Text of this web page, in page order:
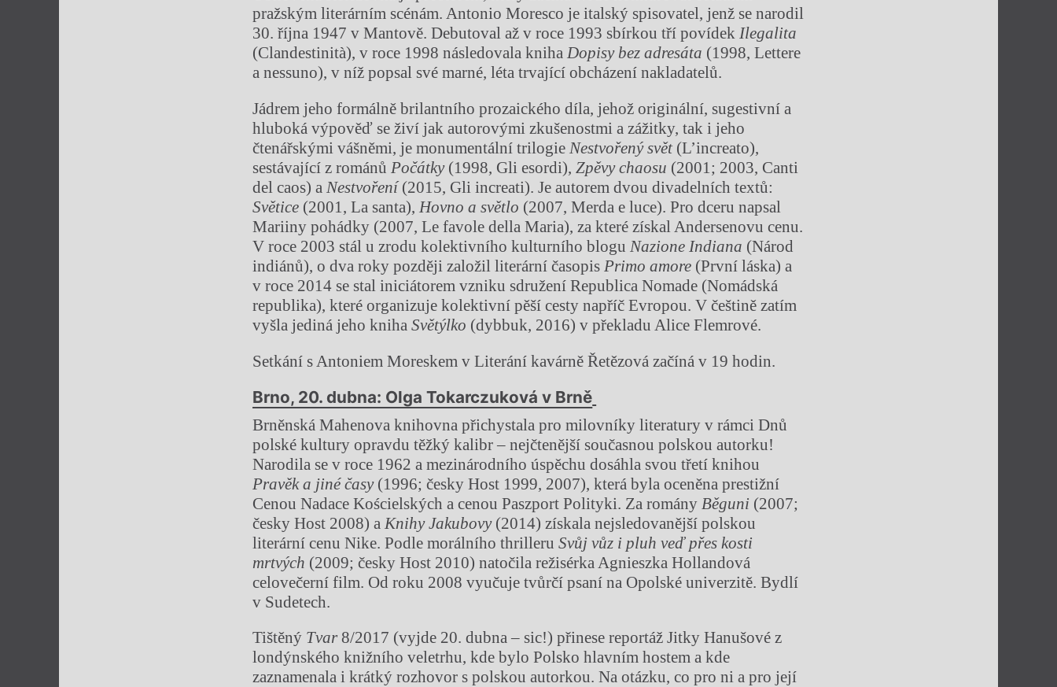
pražským literárním scénám. Antonio Moresco je italský spisovatel, jenž se narodil
30. října 1947 v Mantově. Debutoval až v roce 1993 sbírkou tří povídek Ilegalita
(Clandestinità), v roce 1998 následovala kniha Dopisy bez adresáta (1998, Lettere
a nessuno), v níž popsal své marné, léta trvající obcházení nakladatelů.
Jádrem jeho formálně brilantního prozaického díla, jehož originální, sugestivní a
hluboká výpověď se živí jak autorovými zkušenostmi a zážitky, tak i jeho
čtenářskými vášněmi, je monumentální trilogie Nestvořený svět (L’increato),
sestávající z románů Počátky(1998, Gli esordi),Zpěvy chaosu (2001; 2003, Canti
del caos) a Nestvoření(2015, Gli increati). Je autorem dvou divadelních textů:
Světice (2001, La santa), Hovno a světlo (2007, Merda e luce). Pro dceru napsal
Mariiny pohádky (2007, Le favole della Maria), za které získal Andersenovu cenu.
V roce 2003 stál u zrodu kolektivního kulturního blogu Nazione Indiana (Národ
indiánů), o dva roky později založil literární časopis Primo amore (První láska) a
v roce 2014 se stal iniciátorem vzniku sdružení Republica Nomade (Nomádská
republika), které organizuje kolektivní pěší cesty napříč Evropou. V češtině zatím
vyšla jediná jeho knihaSvětýlko (dybbuk, 2016) v překladu Alice Flemrové.
Setkání s Antoniem Moreskem v Literání kavárně Řetězová začíná v 19 hodin.
Brno, 20. dubna: Olga Tokarczuková v Brně
Brněnská Mahenova knihovna přichystala pro milovníky literatury v rámci Dnů
polské kultury opravdu těžký kalibr – nejčtenější současnou polskou autorku!
Narodila se v roce 1962 a mezinárodního úspěchu dosáhla svou třetí knihou
Pravěk a jiné časy (1996; česky Host 1999, 2007), která byla oceněna prestižní
Cenou Nadace Kościelských a cenou Paszport Polityki. Za romány Běguni (2007;
česky Host 2008) a Knihy Jakubovy (2014) získala nejsledovanější polskou
literární cenu Nike. Podle morálního thrilleruSvůj vůz i pluh veď přes kosti
mrtvých (2009; česky Host 2010) natočila režisérka Agnieszka Hollandová
celovečerní film. Od roku 2008 vyučuje tvůrčí psaní na Opolské univerzitě. Bydlí
v Sudetech.
Tištěný Tvar 8/2017 (vyjde 20. dubna – sic!) přinese reportáž Jitky Hanušové z
londýnského knižního veletrhu, kde bylo Polsko hlavním hostem a kde
zaznamenala i krátký rozhovor s polskou autorkou. Na otázku, co pro ni a pro její